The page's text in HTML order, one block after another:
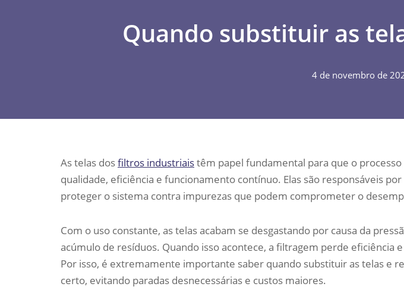
Quando substituir as
4 de novembro de
As telas dosfiltros industriaistêm papel fundamental para que o
qualidade, eficiência e funcionamento contínuo. Elas são responsáveis
proteger o sistema contra impurezas que podem comprometer o
Com o uso constante, as telas acabam se desgastando por causa da
acúmulo de resíduos. Quando isso acontece, a filtragem perde eficiência
Por isso, é extremamente importante saber quando substituir as telas e
certo, evitando paradas desnecessárias e custos maiores.